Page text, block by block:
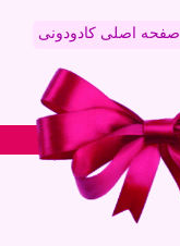
صفحه اصلی کادودونی